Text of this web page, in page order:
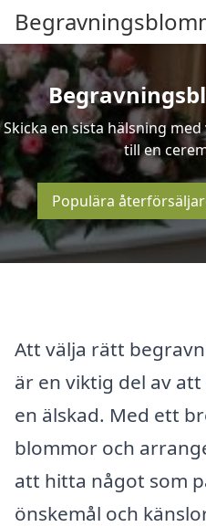
Skicka en sista hälsning
till en
Populära
Att välja rätt
är en viktig del av
en älskad. Med ett
blommor och
att hitta något som
önskemål och